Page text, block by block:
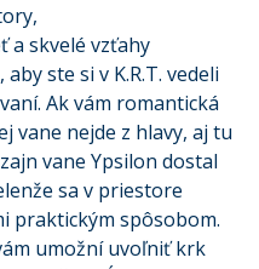
a skvelé vzťahy
ste si v K.R.T. vedeli
Ak vám romantická
vane nejde z hlavy, aj tu
vane Ypsilon dostal
sa v priestore
praktickým spôsobom.
umožní uvoľniť krk